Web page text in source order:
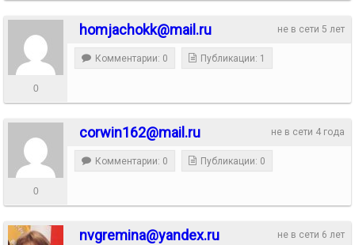
не в сети 5 лет
homjachokk@mail.ru
0
Комментарии: 0 Публикации: 1
не в сети 4 года
corwin162@mail.ru
0
Комментарии: 0 Публикации: 0
не в сети 6 лет
nvgremina@yandex.ru